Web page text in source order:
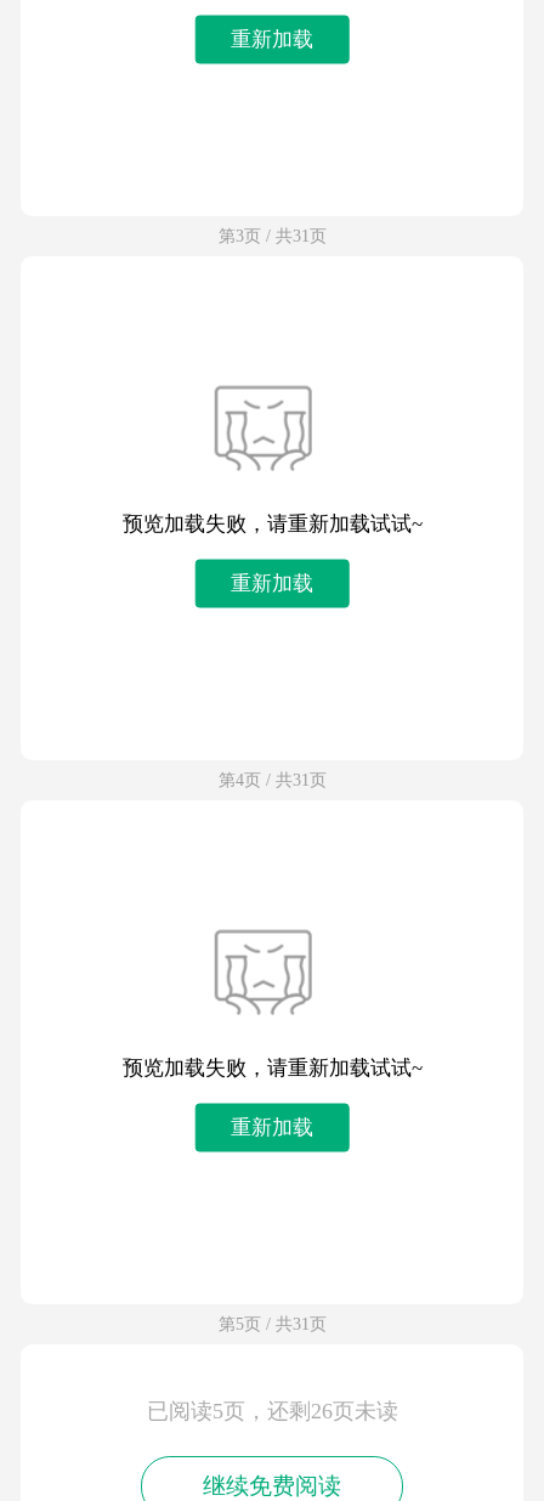
重新加载
第3页 / 共31页
预览加载失败，请重新加载试试~
重新加载
第4页 / 共31页
预览加载失败，请重新加载试试~
重新加载
第5页 / 共31页
已阅读5页，还剩26页未读
继续免费阅读